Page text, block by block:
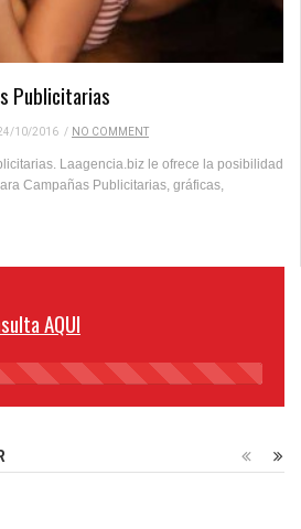
Publicitarias
10/2016 / NO COMMENT
Laagencia.biz le ofrece la posibilidad
Campañas Publicitarias, gráficas,
AQUI
45%